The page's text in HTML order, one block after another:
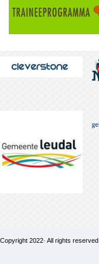
Copyright 2022· All rights reserved